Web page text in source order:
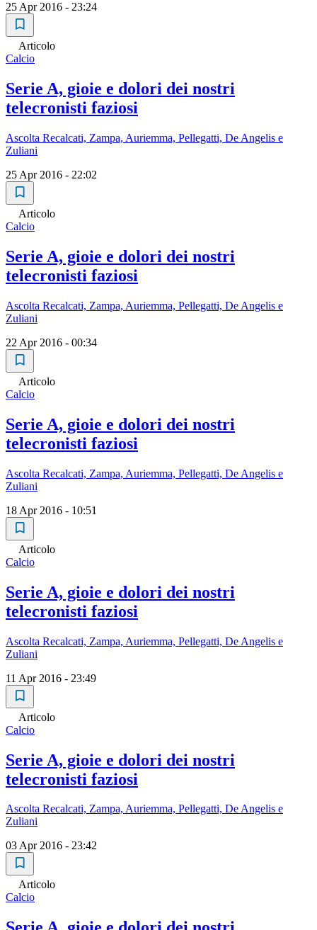
25 Apr 2016 - 23:24
Articolo
Calcio
Serie A, gioie e dolori dei nostri
telecronisti faziosi
Ascolta Recalcati, Zampa, Auriemma, Pellegatti, De Angelis e
Zuliani
25 Apr 2016 - 22:02
Articolo
Calcio
Serie A, gioie e dolori dei nostri
telecronisti faziosi
Ascolta Recalcati, Zampa, Auriemma, Pellegatti, De Angelis e
Zuliani
22 Apr 2016 - 00:34
Articolo
Calcio
Serie A, gioie e dolori dei nostri
telecronisti faziosi
Ascolta Recalcati, Zampa, Auriemma, Pellegatti, De Angelis e
Zuliani
18 Apr 2016 - 10:51
Articolo
Calcio
Serie A, gioie e dolori dei nostri
telecronisti faziosi
Ascolta Recalcati, Zampa, Auriemma, Pellegatti, De Angelis e
Zuliani
11 Apr 2016 - 23:49
Articolo
Calcio
Serie A, gioie e dolori dei nostri
telecronisti faziosi
Ascolta Recalcati, Zampa, Auriemma, Pellegatti, De Angelis e
Zuliani
03 Apr 2016 - 23:42
Articolo
Calcio